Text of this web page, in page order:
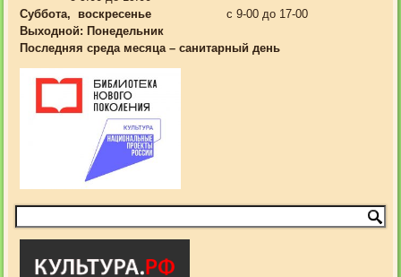
Суббота, воскресенье
с 9-00 до 17-00
Выходной: Понедельник
Последняя среда месяца – санитарный день